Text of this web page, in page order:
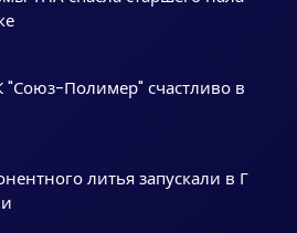
"Союз-Полимер" счастливо в
литья запускали в Г